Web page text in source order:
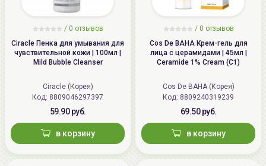
/ 0 отзывов
Ciracle Пенка для умывания для
чувствительной кожи | 100мл |
Mild Bubble Cleanser
Ciracle (Корея)
Код: 8809046297397
59.90 руб.
в корзину
/ 0 отзывов
Cos De BAHA Крем-гель для
лица с церамидами | 45мл |
Ceramide 1% Cream (C1)
Cos De BAHA (Корея)
Код: 8809240319239
69.50 руб.
в корзину